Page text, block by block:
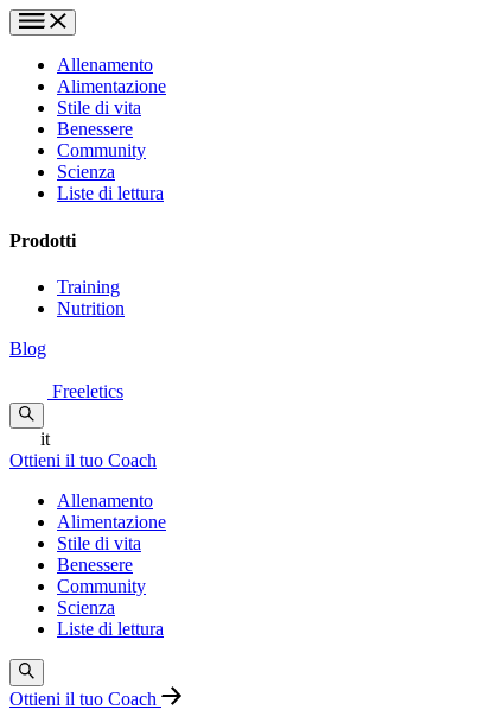
Allenamento
Alimentazione
Stile di vita
Benessere
Community
Scienza
Liste di lettura
Prodotti
Training
Nutrition
Blog
Freeletics
it
Ottieni il tuo Coach
Allenamento
Alimentazione
Stile di vita
Benessere
Community
Scienza
Liste di lettura
Ottieni il tuo Coach